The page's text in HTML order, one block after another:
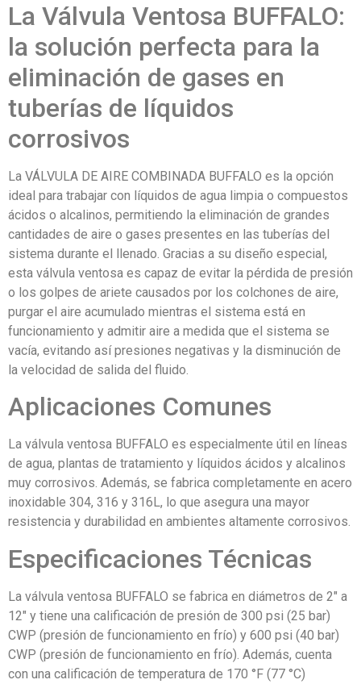
La Válvula Ventosa BUFFALO:
la solución perfecta para la
eliminación de gases en
tuberías de líquidos
corrosivos
La VÁLVULA DE AIRE COMBINADA BUFFALO es la opción
ideal para trabajar con líquidos de agua limpia o compuestos
ácidos o alcalinos, permitiendo la eliminación de grandes
cantidades de aire o gases presentes en las tuberías del
sistema durante el llenado. Gracias a su diseño especial,
esta válvula ventosa es capaz de evitar la pérdida de presión
o los golpes de ariete causados por los colchones de aire,
purgar el aire acumulado mientras el sistema está en
funcionamiento y admitir aire a medida que el sistema se
vacía, evitando así presiones negativas y la disminución de
la velocidad de salida del fluido.
Aplicaciones Comunes
La válvula ventosa BUFFALO es especialmente útil en líneas
de agua, plantas de tratamiento y líquidos ácidos y alcalinos
muy corrosivos. Además, se fabrica completamente en acero
inoxidable 304, 316 y 316L, lo que asegura una mayor
resistencia y durabilidad en ambientes altamente corrosivos.
Especificaciones Técnicas
La válvula ventosa BUFFALO se fabrica en diámetros de 2″ a
12″ y tiene una calificación de presión de 300 psi (25 bar)
CWP (presión de funcionamiento en frío) y 600 psi (40 bar)
CWP (presión de funcionamiento en frío). Además, cuenta
con una calificación de temperatura de 170 °F (77 °C)